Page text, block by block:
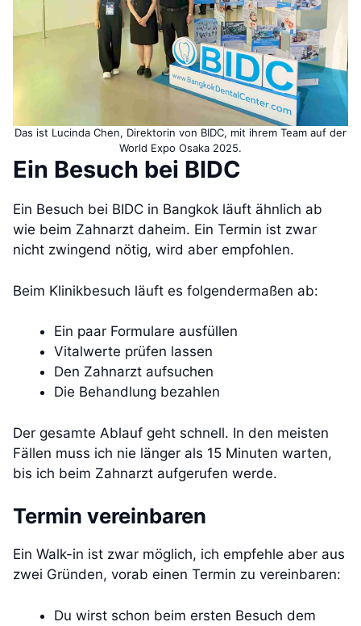
Das ist Lucinda Chen, Direktorin von BIDC, mit ihrem Team auf der
World Expo Osaka 2025.
Ein Besuch bei BIDC
Ein Besuch bei BIDC in Bangkok läuft ähnlich ab
wie beim Zahnarzt daheim. Ein Termin ist zwar
nicht zwingend nötig, wird aber empfohlen.
Beim Klinikbesuch läuft es folgendermaßen ab:
Ein paar Formulare ausfüllen
Vitalwerte prüfen lassen
Den Zahnarzt aufsuchen
Die Behandlung bezahlen
Der gesamte Ablauf geht schnell. In den meisten
Fällen muss ich nie länger als 15 Minuten warten,
bis ich beim Zahnarzt aufgerufen werde.
Termin vereinbaren
Ein Walk-in ist zwar möglich, ich empfehle aber aus
zwei Gründen, vorab einen Termin zu vereinbaren:
Du wirst schon beim ersten Besuch dem